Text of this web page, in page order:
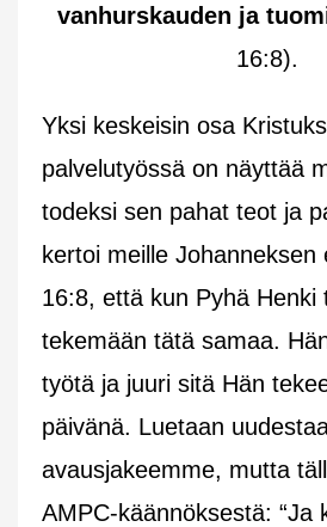
vanhurskauden ja
16:8).
Yksi keskeisin osa
palvelutyössä on näyttää
todeksi sen pahat teot ja
kertoi meille Johanneksen
16:8, että kun Pyhä Henki
tekemään tätä samaa.
työtä ja juuri sitä Hän
päivänä. Luetaan
avausjakeemme, mutta
AMPC-käännöksestä: “Ja